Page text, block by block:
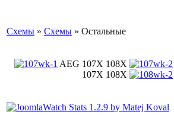
Схемы » Схемы » Остальные
AEG 107X 108X
107X 108X